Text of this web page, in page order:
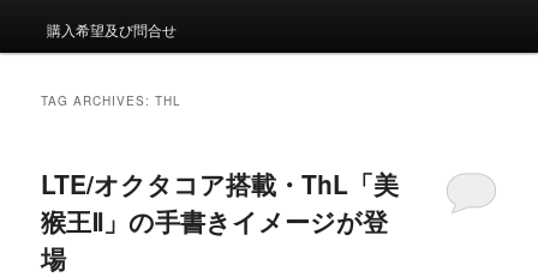
購入希望及び問合せ
TAG ARCHIVES:THL
LTE/オクタコア搭載・ThL「美
猴王Ⅱ」の手書きイメージが登
場